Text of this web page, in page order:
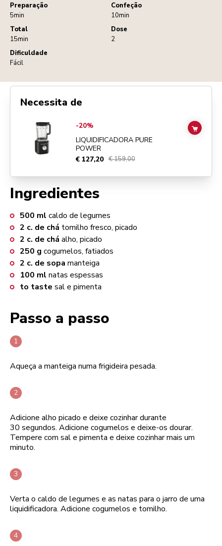
Preparação
5min
Confeção
10min
Total
15min
Dose
2
Dificuldade
Fácil
Ingredientes
500 ml caldo de legumes
2 c. de chá tomilho fresco, picado
2 c. de chá alho, picado
250 g cogumelos, fatiados
2 c. de sopa manteiga
100 ml natas espessas
to taste sal e pimenta
Passo a passo
Aqueça a manteiga numa frigideira pesada.
Adicione alho picado e deixe cozinhar durante
30 segundos. Adicione cogumelos e deixe-os dourar.
Tempere com sal e pimenta e deixe cozinhar mais um
minuto.
Verta o caldo de legumes e as natas para o jarro de uma
liquidificadora. Adicione cogumelos e tomilho.
Necessita de
Go toLiquidificadora Pure Power
-20%
LIQUIDIFICADORA PURE
POWER
€ 127,20 € 159,00
ADD